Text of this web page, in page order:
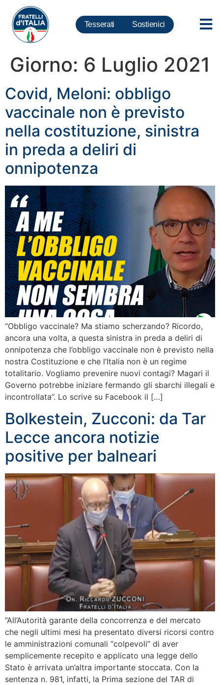
Tesserati Sostienici
Giorno: 6 Luglio 2021
Covid, Meloni: obbligo
vaccinale non è previsto
nella costituzione, sinistra
in preda a deliri di
onnipotenza
“Obbligo vaccinale? Ma stiamo scherzando? Ricordo,
ancora una volta, a questa sinistra in preda a deliri di
onnipotenza che l’obbligo vaccinale non è previsto nella
nostra Costituzione e che l’Italia non è un regime
totalitario. Vogliamo prevenire nuovi contagi? Magari il
Governo potrebbe iniziare fermando gli sbarchi illegali e
incontrollata”. Lo scrive su Facebook il […]
Bolkestein, Zucconi: da Tar
Lecce ancora notizie
positive per balneari
“All’Autorità garante della concorrenza e del mercato
che negli ultimi mesi ha presentato diversi ricorsi contro
le amministrazioni comunali “colpevoli” di aver
semplicemente recepito e applicato una legge dello
Stato è arrivata un’altra importante stoccata. Con la
sentenza n. 981, infatti, la Prima sezione del TAR di